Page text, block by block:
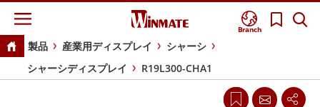
Branch
製品 産業用ディスプレイ
シャーシ
シャーシディスプレイ
R19L300-CHA1